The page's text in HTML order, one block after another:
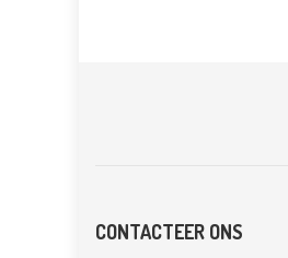
CONTACTEER ONS